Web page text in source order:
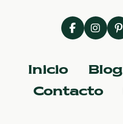
Inicio Blog
Contacto